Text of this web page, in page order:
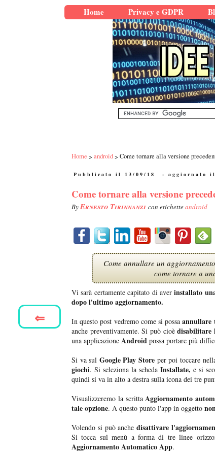
Home Privacy e GDPR
Home android Come tornare alla versione
Pubblicato il 13/09/18 - aggiornato il
Come tornare alla versione
ByErnesto Tirinnanzi con etichetteandroid
Come annullare un
come tornare a
Vi sarà certamente capitato di aver installato
dopo l'ultimo aggiornamento.
In questo post vedremo come si possa annullare
anche preventivamente. Si può cioèdisabilitare
una applicazione Android possa portare più
Si va sul Google Play Store per poi toccare
giochi. Si seleziona la scheda Installate, e si
quindi si va in alto a destra sulla icona dei tre
Visualizzeremo la scrittaAggiornamento
tale opzione. A questo punto l'app in oggetto
Volendo si può anchedisattivare
Si tocca sul menù a forma di tre linee
Aggiornamento Automatico App.
⇐